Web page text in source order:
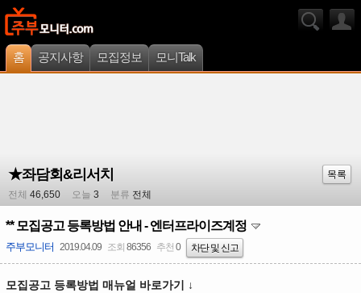
홈 공지사항 모집정보 모니Talk
★좌담회&리서치
목록
전체 46,650 오늘 3 분류 전체
** 모집공고 등록방법 안내 - 엔터프라이즈계정
주부모니터 2019.04.09 조회 86356 추천 0 차단 및 신고
모집공고 등록방법 매뉴얼 바로가기 ↓